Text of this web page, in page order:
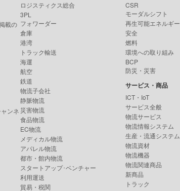
載の
ンネ
ロジスティクス総合
3PL
フォワーダー
倉庫
港湾
トラック輸送
海運
航空
鉄道
物流子会社
静脈物流
災害物流
食品物流
EC物流
メディカル物流
アパレル物流
都市・館内物流
スタートアップ･ベンチャー
利用運送
貿易・税関
CSR
モーダルシフト
再生可能エネルギー
安全
燃料
環境への取り組み
BCP
防災・災害
サービス・商品
ICT・IoT
サービス全般
物流サービス
物流情報システム
生産・流通システム
物流資材
物流機器
物流関連商品
新商品
トラック